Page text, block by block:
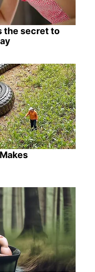
the secret to